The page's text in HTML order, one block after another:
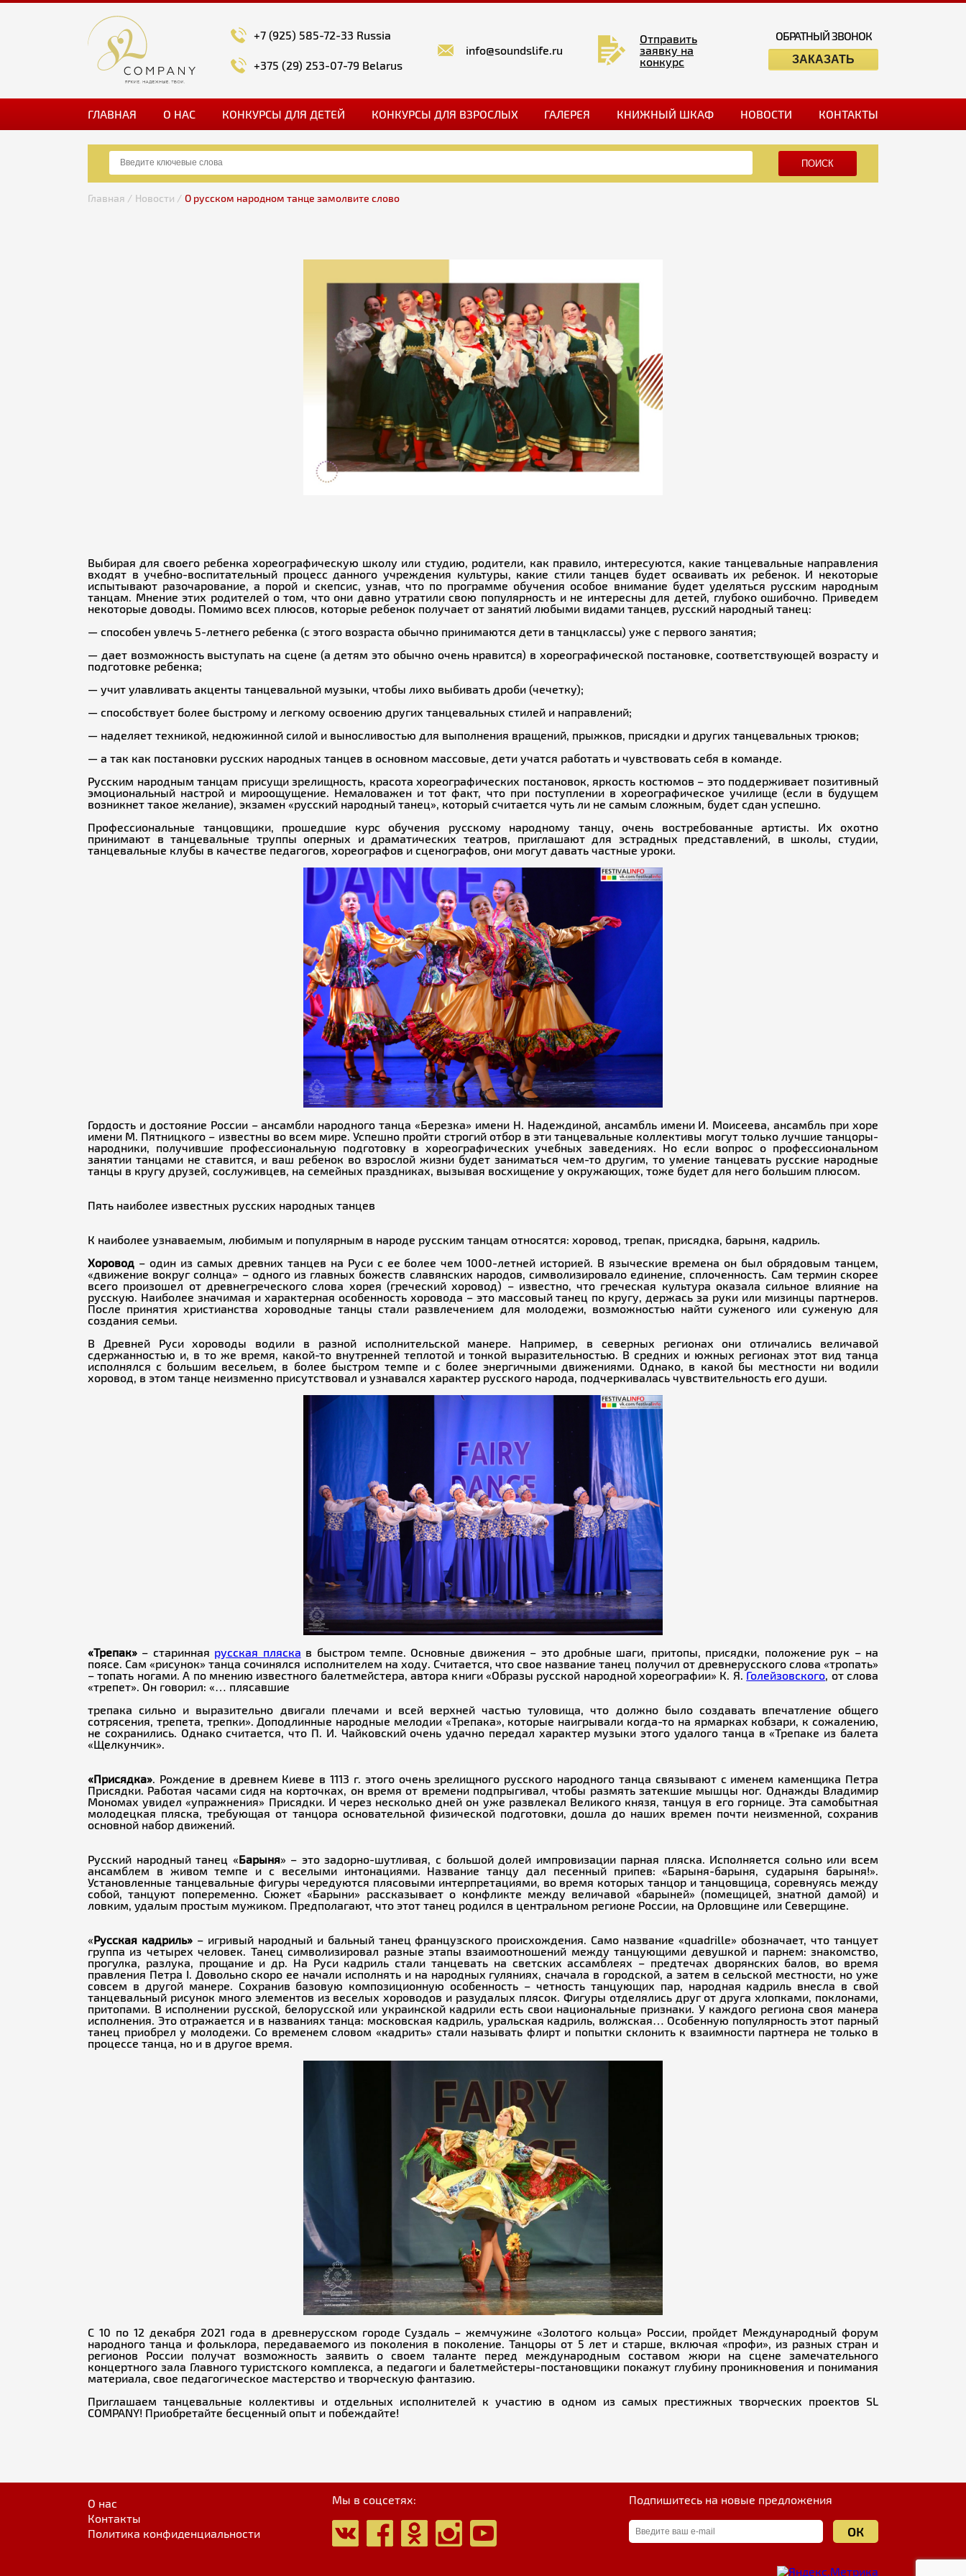
+7 (925) 585-72-33 Russia
+375 (29) 253-07-79 Belarus
info@soundslife.ru
Отправить
заявку на
конкурс
ОБРАТНЫЙ ЗВОНОК
ЗАКАЗАТЬ
ГЛАВНАЯ О НАС КОНКУРСЫ ДЛЯ ДЕТЕЙ КОНКУРСЫ ДЛЯ ВЗРОСЛЫХ ГАЛЕРЕЯ КНИЖНЫЙ ШКАФ НОВОСТИ КОНТАКТЫ
ПОИСК
Главная / Новости / О русском народном танце замолвите слово
Выбирая для своего ребенка хореографическую школу или студию, родители, как правило, интересуются, какие танцевальные направления
входят в учебно-воспитательный процесс данного учреждения культуры, какие стили танцев будет осваивать их ребенок. И некоторые
испытывают разочарование, а порой и скепсис, узнав, что по программе обучения особое внимание будет уделяться русским народным
танцам. Мнение этих родителей о том, что они давно утратили свою популярность и не интересны для детей, глубоко ошибочно. Приведем
некоторые доводы. Помимо всех плюсов, которые ребенок получает от занятий любыми видами танцев, русский народный танец:
— способен увлечь 5-летнего ребенка (с этого возраста обычно принимаются дети в танцклассы) уже с первого занятия;
— дает возможность выступать на сцене (а детям это обычно очень нравится) в хореографической постановке, соответствующей возрасту и
подготовке ребенка;
— учит улавливать акценты танцевальной музыки, чтобы лихо выбивать дроби (чечетку);
— способствует более быстрому и легкому освоению других танцевальных стилей и направлений;
— наделяет техникой, недюжинной силой и выносливостью для выполнения вращений, прыжков, присядки и других танцевальных трюков;
— а так как постановки русских народных танцев в основном массовые, дети учатся работать и чувствовать себя в команде.
Русским народным танцам присущи зрелищность, красота хореографических постановок, яркость костюмов – это поддерживает позитивный
эмоциональный настрой и мироощущение. Немаловажен и тот факт, что при поступлении в хореографическое училище (если в будущем
возникнет такое желание), экзамен «русский народный танец», который считается чуть ли не самым сложным, будет сдан успешно.
Профессиональные танцовщики, прошедшие курс обучения русскому народному танцу, очень востребованные артисты. Их охотно
принимают в танцевальные труппы оперных и драматических театров, приглашают для эстрадных представлений, в школы, студии,
танцевальные клубы в качестве педагогов, хореографов и сценографов, они могут давать частные уроки.
Гордость и достояние России – ансамбли народного танца «Березка» имени Н. Надеждиной, ансамбль имени И. Моисеева, ансамбль при хоре
имени М. Пятницкого – известны во всем мире. Успешно пройти строгий отбор в эти танцевальные коллективы могут только лучшие танцоры-
народники, получившие профессиональную подготовку в хореографических учебных заведениях. Но если вопрос о профессиональном
занятии танцами не ставится, и ваш ребенок во взрослой жизни будет заниматься чем-то другим, то умение танцевать русские народные
танцы в кругу друзей, сослуживцев, на семейных праздниках, вызывая восхищение у окружающих, тоже будет для него большим плюсом.
Пять наиболее известных русских народных танцев
К наиболее узнаваемым, любимым и популярным в народе русским танцам относятся: хоровод, трепак, присядка, барыня, кадриль.
Хоровод – один из самых древних танцев на Руси с ее более чем 1000-летней историей. В языческие времена он был обрядовым танцем,
«движение вокруг солнца» – одного из главных божеств славянских народов, символизировало единение, сплоченность. Сам термин скорее
всего произошел от древнегреческого слова хорея (греческий хоровод) – известно, что греческая культура оказала сильное влияние на
русскую. Наиболее значимая и характерная особенность хоровода – это массовый танец по кругу, держась за руки или мизинцы партнеров.
После принятия христианства хороводные танцы стали развлечением для молодежи, возможностью найти суженого или суженую для
создания семьи.
В Древней Руси хороводы водили в разной исполнительской манере. Например, в северных регионах они отличались величавой
сдержанностью и, в то же время, какой-то внутренней теплотой и тонкой выразительностью. В средних и южных регионах этот вид танца
исполнялся с большим весельем, в более быстром темпе и с более энергичными движениями. Однако, в какой бы местности ни водили
хоровод, в этом танце неизменно присутствовал и узнавался характер русского народа, подчеркивалась чувствительность его души.
«Трепак» – старинная русская пляска в быстром темпе. Основные движения – это дробные шаги, притопы, присядки, положение рук – на
поясе. Сам «рисунок» танца сочинялся исполнителем на ходу. Считается, что свое название танец получил от древнерусского слова «тропать»
– топать ногами. А по мнению известного балетмейстера, автора книги «Образы русской народной хореографии» К. Я.Голейзовского, от слова
«трепет». Он говорил: «… плясавшие
трепака сильно и выразительно двигали плечами и всей верхней частью туловища, что должно было создавать впечатление общего
сотрясения, трепета, трепки». Доподлинные народные мелодии «Трепака», которые наигрывали когда-то на ярмарках кобзари, к сожалению,
не сохранились. Однако считается, что П. И. Чайковский очень удачно передал характер музыки этого удалого танца в «Трепаке из балета
«Щелкунчик».
«Присядка». Рождение в древнем Киеве в 1113 г. этого очень зрелищного русского народного танца связывают с именем каменщика Петра
Присядки. Работая часами сидя на корточках, он время от времени подпрыгивал, чтобы размять затекшие мышцы ног. Однажды Владимир
Мономах увидел «упражнения» Присядки. И через несколько дней он уже развлекал Великого князя, танцуя в его горнице. Эта самобытная
молодецкая пляска, требующая от танцора основательной физической подготовки, дошла до наших времен почти неизменной, сохранив
основной набор движений.
Русский народный танец «Барыня» – это задорно-шутливая, с большой долей импровизации парная пляска. Исполняется сольно или всем
ансамблем в живом темпе и с веселыми интонациями. Название танцу дал песенный припев: «Барыня-барыня, сударыня барыня!».
Установленные танцевальные фигуры чередуются плясовыми интерпретациями, во время которых танцор и танцовщица, соревнуясь между
собой, танцуют попеременно. Сюжет «Барыни» рассказывает о конфликте между величавой «барыней» (помещицей, знатной дамой) и
ловким, удалым простым мужиком. Предполагают, что этот танец родился в центральном регионе России, на Орловщине или Северщине.
«Русская кадриль»– игривый народный и бальный танец французского происхождения. Само название «quadrille» обозначает, что танцует
группа из четырех человек. Танец символизировал разные этапы взаимоотношений между танцующими девушкой и парнем: знакомство,
прогулка, разлука, прощание и др. На Руси кадриль стали танцевать на светских ассамблеях – предтечах дворянских балов, во время
правления Петра I. Довольно скоро ее начали исполнять и на народных гуляниях, сначала в городской, а затем в сельской местности, но уже
совсем в другой манере. Сохранив базовую композиционную особенность – четность танцующих пар, народная кадриль внесла в свой
танцевальный рисунок много элементов из веселых хороводов и разудалых плясок. Фигуры отделялись друг от друга хлопками, поклонами,
притопами. В исполнении русской, белорусской или украинской кадрили есть свои национальные признаки. У каждого региона своя манера
исполнения. Это отражается и в названиях танца: московская кадриль, уральская кадриль, волжская… Особенную популярность этот парный
танец приобрел у молодежи. Со временем словом «кадрить» стали называть флирт и попытки склонить к взаимности партнера не только в
процессе танца, но и в другое время.
С 10 по 12 декабря 2021 года в древнерусском городе Суздаль – жемчужине «Золотого кольца» России, пройдет Международный форум
народного танца и фольклора, передаваемого из поколения в поколение. Танцоры от 5 лет и старше, включая «профи», из разных стран и
регионов России получат возможность заявить о своем таланте перед международным составом жюри на сцене замечательного
концертного зала Главного туристского комплекса, а педагоги и балетмейстеры-постановщики покажут глубину проникновения и понимания
материала, свое педагогическое мастерство и творческую фантазию.
Приглашаем танцевальные коллективы и отдельных исполнителей к участию в одном из самых престижных творческих проектов SL
COMPANY! Приобретайте бесценный опыт и побеждайте!
О нас
Контакты
Политика конфиденциальности
Мы в соцсетях: Подпишитесь на новые предложения